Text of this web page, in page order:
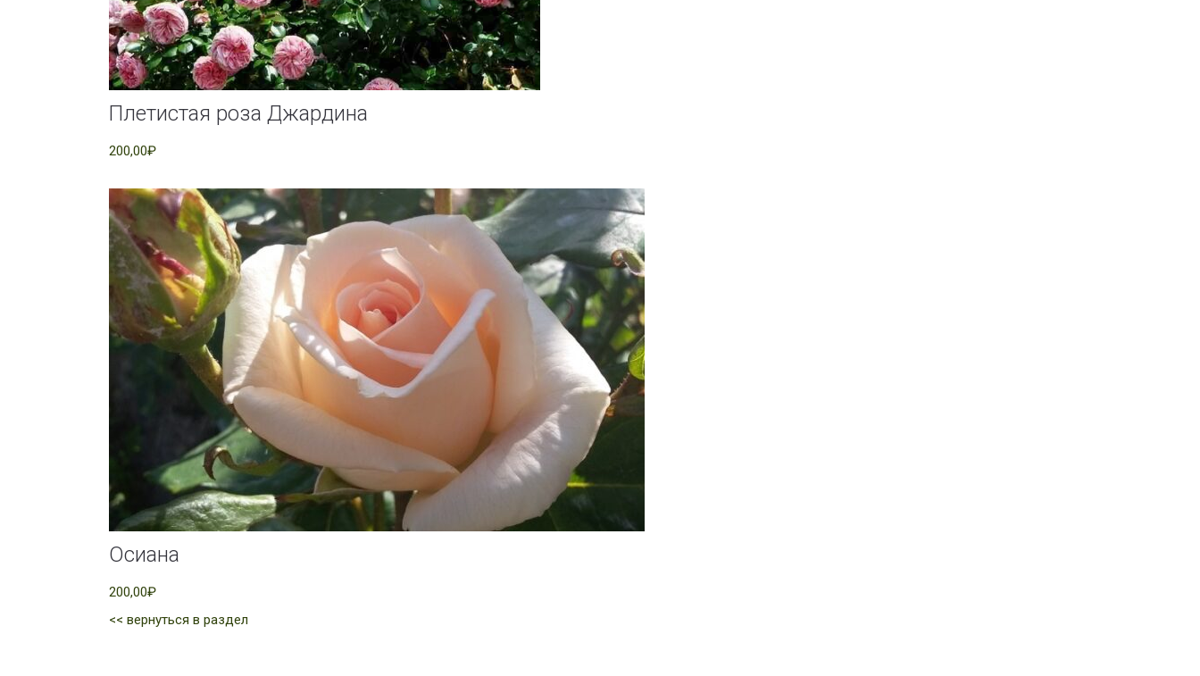
Плетистая роза Джардина
200,00₽
Осиана
200,00₽
<< вернуться в раздел